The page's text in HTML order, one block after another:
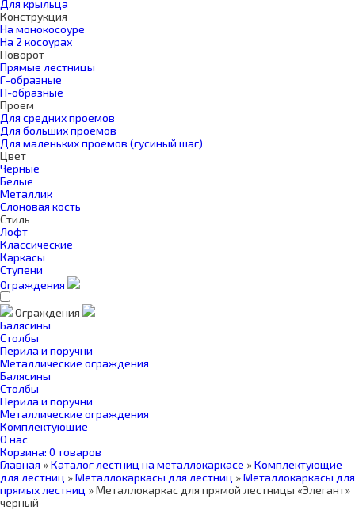
Для крыльца
Конструкция
На монокосоуре
На 2 косоурах
Поворот
Прямые лестницы
Г-образные
П-образные
Проем
Для средних проемов
Для больших проемов
Для маленьких проемов (гусиный шаг)
Цвет
Черные
Белые
Металлик
Слоновая кость
Стиль
Лофт
Классические
Каркасы
Ступени
Ограждения
Ограждения
Балясины
Столбы
Перила и поручни
Металлические ограждения
Балясины
Столбы
Перила и поручни
Металлические ограждения
Комплектующие
О нас
Корзина: 0 товаров
Главная »Каталог лестниц на металлокаркасе »Комплектующие
для лестниц »Металлокаркасы для лестниц »Металлокаркасы для
прямых лестниц »Металлокаркас для прямой лестницы «Элегант»
черный